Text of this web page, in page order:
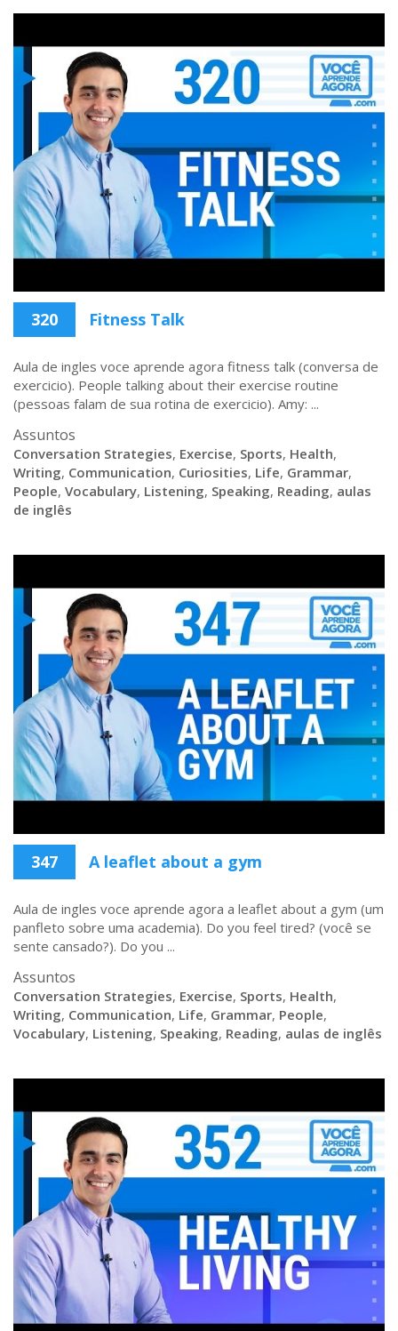
320 Fitness Talk
Aula de ingles voce aprende agora fitness talk (conversa de
exercicio). People talking about their exercise routine
(pessoas falam de sua rotina de exercicio). Amy: ...
Assuntos
Conversation Strategies, Exercise, Sports, Health,
Writing, Communication, Curiosities, Life, Grammar,
People, Vocabulary, Listening, Speaking, Reading, aulas
de inglês
347 A leaflet about a gym
Aula de ingles voce aprende agora a leaflet about a gym (um
panfleto sobre uma academia). Do you feel tired? (você se
sente cansado?). Do you ...
Assuntos
Conversation Strategies, Exercise, Sports, Health,
Writing, Communication, Life, Grammar, People,
Vocabulary, Listening, Speaking, Reading, aulas de inglês